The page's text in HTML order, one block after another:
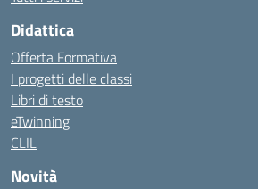
Didattica
Offerta Formativa
I progetti delle classi
Libri di testo
eTwinning
CLIL
Novità